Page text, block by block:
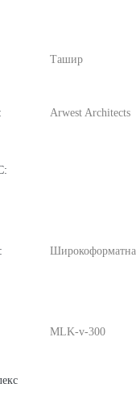
Ташир
Arwest Architects
MLK-v-300